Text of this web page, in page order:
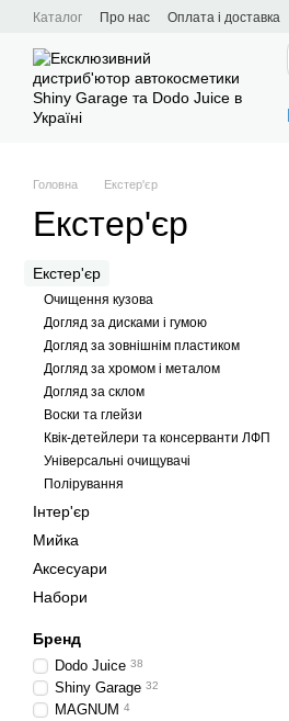
Перейти до основного контенту
Каталог Про нас Оплата і доставка
Головна Екстер'єр
Екстер'єр
Екстер'єр
Очищення кузова
Догляд за дисками і гумою
Догляд за зовнішнім пластиком
Догляд за хромом і металом
Догляд за склом
Воски та глейзи
Квік-детейлери та консерванти ЛФП
Універсальні очищувачі
Полірування
Інтер'єр
Мийка
Аксесуари
Набори
Бренд
Dodo Juice 38
Shiny Garage 32
MAGNUM 4